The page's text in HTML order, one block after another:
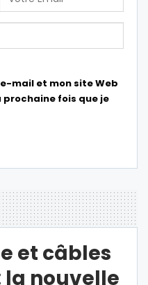
mail et mon site Web
fois que je
et câbles
nouvelle